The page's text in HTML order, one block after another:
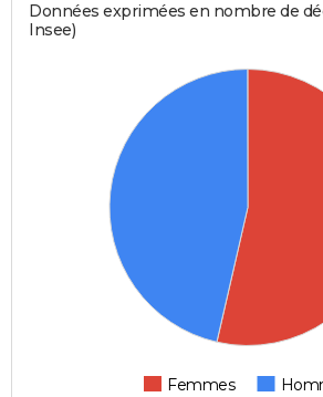
Données exprimées en nombre de
Insee)
Femmes